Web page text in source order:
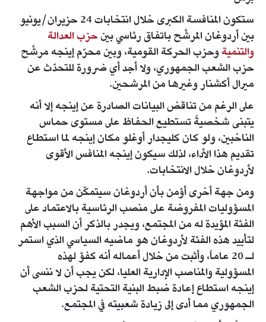
ستكون المنافسة الكبرى خلال انتخابات 24 حزيران/يونيو
بين أردوغان المرشّح باتفاق رئاسي بينحزب العدالة
والتنميةوحزب الحركة القومية، وبين محرّم إينجه مرشّح
حزب الشعب الجمهوري، ولا أجد أي ضرورة للتحدّث عن
ميرال أكشنار وغيرها من المرشحين.
على الرغم من تناقض البيانات الصادرة عن إينجه إلا أنه
يتبنى شخصيةً تستطيع الحفاظ على مستوى حماس
الناخبين، ولو كان كليجدار أوغلو مكان إينجه لما استطاع
تقديم هذا الأداء، لذلك سيكون إينجه المنافس الأقوى
لأردوغان خلال الانتخابات.
ومن جهة أخرى أؤمن بأن أردوغان سيتمكّن من مواجهة
المسؤوليات المفروضة على منصب الرئاسية بالاعتماد على
الفئة المؤيدة له من المجتمع، ويجدر بالذكر أن السبب الأهم
لتأييد هذه الفئة لأردوغان هو ماضيه السياسي الذي استمر
لـ 20 عاماً، وأثبت من خلال أعماله أنه كفؤ لهذه
المسؤولية والمناصب الإدارية العليا، لكن يجب أن لا ننسى أن
إينجه استطاع إعادة ضبط البنية التحتية لحزب الشعب
الجمهوري مما أدى إلى زيادة شعبيته في المجتمع.